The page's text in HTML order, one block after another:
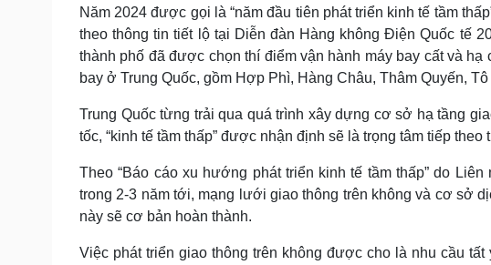
Năm 2024 được gọi là “năm đầu tiên phát triển kinh tế tầm
theo thông tin tiết lộ tại Diễn đàn Hàng không Điện Quốc tế
thành phố đã được chọn thí điểm vận hành máy bay cất và
bay ở Trung Quốc, gồm Hợp Phì, Hàng Châu, Thâm Quyến,
Trung Quốc từng trải qua quá trình xây dựng cơ sở hạ tầng
tốc, “kinh tế tầm thấp” được nhận định sẽ là trọng tâm tiếp
Theo “Báo cáo xu hướng phát triển kinh tế tầm thấp” do
trong 2-3 năm tới, mạng lưới giao thông trên không và cơ sở
này sẽ cơ bản hoàn thành.
Việc phát triển giao thông trên không được cho là nhu cầu